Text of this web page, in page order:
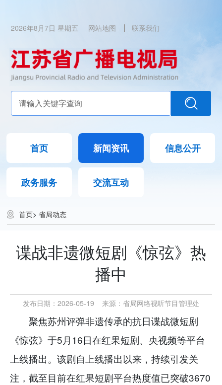
2026年8月7日 星期五 网站地图 联系我们
首页 新闻资讯 信息公开
政务服务 交流互动
首页>省局动态
谍战非遗微短剧《惊弦》热
播中
发布日期：2026-05-19 来源： 省局网络视听节目管理处
聚焦苏州评弹非遗传承的抗日谍战微短剧
《惊弦》于5月16日在红果短剧、央视频等平台
上线播出。该剧自上线播出以来，持续引发关
注，截至目前在红果短剧平台热度值已突破3670